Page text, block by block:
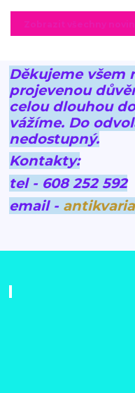
Děkujeme všem
projevenou
celou dlouhou
vážíme. Do
nedostupný.
Kontakty:
tel - 608 252 592
email -